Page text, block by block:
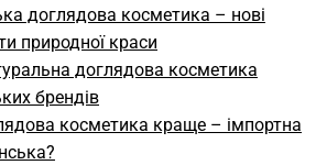
доглядова косметика – нові
природної краси
доглядова косметика
брендів
косметика краще – імпортна